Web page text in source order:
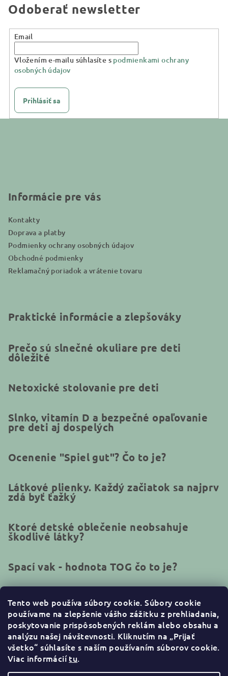
Tento web používa súbory cookie.Súbory cookie
používame na zlepšenie vášho zážitku z prehliadania,
poskytovanie prispôsobených reklám alebo obsahu a
analýzu našej návštevnosti. Kliknutím na „Prijať
všetko“ súhlasíte s naším používaním súborov cookie.
Viac informáciítu.
Odoberať newsletter
Email
Vložením e-mailu súhlasíte s podmienkami ochrany
osobných údajov
Prihlásiť sa
Informácie pre vás
Kontakty
Doprava a platby
Podmienky ochrany osobných údajov
Obchodné podmienky
Reklamačný poriadok a vrátenie tovaru
Praktické informácie a zlepšováky
Prečo sú slnečné okuliare pre deti
dôležité
Netoxické stolovanie pre deti
Slnko, vitamín D a bezpečné opaľovanie
pre deti aj dospelých
Ocenenie "Spiel gut"? Čo to je?
Látkové plienky. Každý začiatok sa najprv
zdá byť ťažký
Ktoré detské oblečenie neobsahuje
škodlivé látky?
Spací vak - hodnota TOG čo to je?
Kontakt
info@naturakid.sk
+421944638380